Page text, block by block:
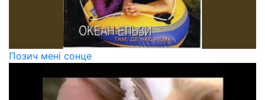
Позич мені сонце